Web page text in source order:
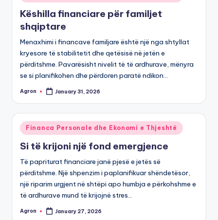
in
Këshilla financiare për familjet
shqiptare
Menaxhimi i financave familjare është një nga shtyllat
kryesore të stabilitetit dhe qetësisë në jetën e
përditshme. Pavarësisht nivelit të të ardhurave, mënyra
se si planifikohen dhe përdoren paratë ndikon…
Posted
Agron January 31, 2026
Posted
in
Financa Personale dhe Ekonomi e Thjeshtë
Si të krijoni një fond emergjence
Të papriturat financiare janë pjesë e jetës së
përditshme. Një shpenzim i paplanifikuar shëndetësor,
një riparim urgjent në shtëpi apo humbja e përkohshme e
të ardhurave mund të krijojnë stres…
Posted
Agron January 27, 2026